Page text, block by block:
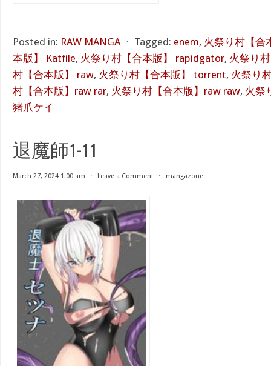
Posted in: RAW MANGA ⋅ Tagged: enem, 火祭り村【合
本版】 Katfile, 火祭り村【合本版】 rapidgator, 火祭り
村【合本版】 raw, 火祭り村【合本版】 torrent, 火祭り
村【合本版】raw rar, 火祭り村【合本版】raw raw, 火祭
猪爪ケイ
退魔師1-11
March 27, 2024 1:00 am ⋅ Leave a Comment ⋅ mangazone